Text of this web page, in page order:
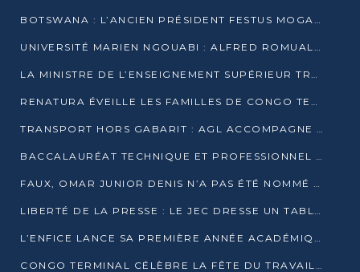
BOTSWANA : L’ANCIEN PRÉSIDENT FESTUS MOGAE EST MORT À 86 ANS
UNIVERSITÉ MARIEN NGOUABI : ALFRED ROMUALD NGUYA POATY SOUTIENT UNE THÈSE SUR LE PARADOXE DE LA CROISSANCE EN ZONE CEMAC
LA MINISTRE DE L’ENSEIGNEMENT SUPÉRIEUR TRACE SA FEUILLE DE ROUTE
RENATURA ÉVEILLE LES FAMILLES DE CONGO TERMINAL À LA PROTECTION DE L’ENVIRONNEMENT
TRANSPORT HORS GABARIT : AGL ACCOMPAGNE LE DÉVELOPPEMENT DU SECTEUR BRASSICOLE AU CONGO
BACCALAURÉAT TECHNIQUE ET PROFESSIONNEL : 16 352 CANDIDATS LANCÉS DANS LES ÉPREUVES D’EPS
FAUX, OMAR JUNIOR DENIS N’A PAS ÉTÉ NOMMÉ AIDE DE CAMP ADJOINT DE DENIS SASSOU NGUESSO
LIBERTÉ DE LA PRESSE : LE JEC DRESSE UN TABLEAU PRÉOCCUPANT AU CONGO
L’ENFICE LANCE SA PREMIÈRE ANNÉE ACADÉMIQUE AVEC 100 FUTURS ENSEIGNANTS
CONGO TERMINAL CÉLÈBRE LA FÊTE DU TRAVAIL AVEC SES COLLABORATEURS À POINTE-NOIRE